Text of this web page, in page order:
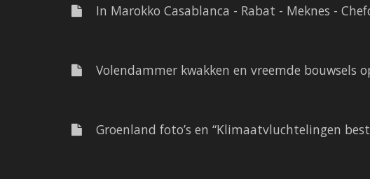
In Marokko Casablanca - Rabat - Meknes -
Volendammer kwakken en vreemde bouwsels
Groenland foto’s en “Klimaatvluchtelingen